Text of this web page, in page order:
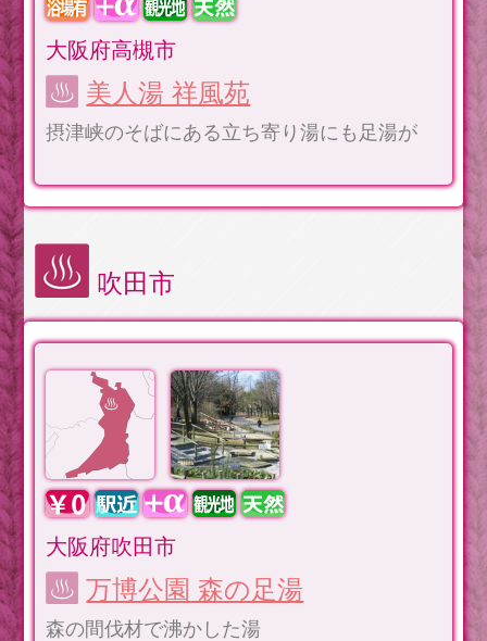
大阪府高槻市
美人湯 祥風苑
摂津峡のそばにある立ち寄り湯にも足湯が
吹田市
大阪府吹田市
万博公園 森の足湯
森の間伐材で沸かした湯